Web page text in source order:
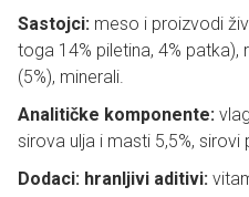
Sastojci: meso i proizvodi
toga 14% piletina, 4% patka),
(5%), minerali.
Analitičke komponente:
sirova ulja i masti 5,5%, sirovi
Dodaci: hranljivi aditivi: